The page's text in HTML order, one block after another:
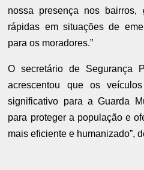
nossa presença nos bairros,
rápidas em situações de
para os moradores.”
O secretário de Segurança
acrescentou que os
significativo para a Guarda
para proteger a população e
mais eficiente e humanizado”,